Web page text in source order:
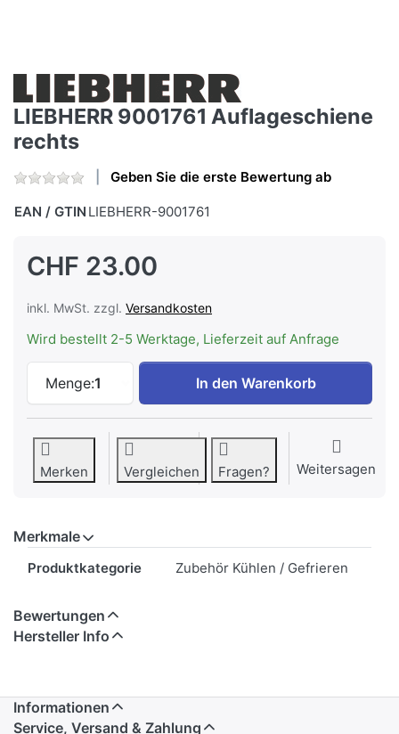
LIEBHERR 9001761 Auflageschiene
rechts
Geben Sie die erste Bewertung ab
EAN / GTIN LIEBHERR-9001761
CHF 23.00
inkl. MwSt. zzgl. Versandkosten
Wird bestellt 2-5 Werktage, Lieferzeit auf Anfrage
Menge:1
LIEBHERR 9001761 Auflageschiene
In den Warenkorb
Merken Vergleichen Fragen? Weitersagen
Merkmale
Produktkategorie Zubehör Kühlen / Gefrieren
Bewertungen
Hersteller Info
Informationen
Service, Versand & Zahlung